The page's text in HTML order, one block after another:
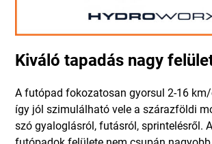
Kiváló tapadás nagy
A futópad fokozatosan gyorsul 2-16 km/
így jól szimulálható vele a szárazföldi
szó gyaloglásról, futásról, sprintelésről.